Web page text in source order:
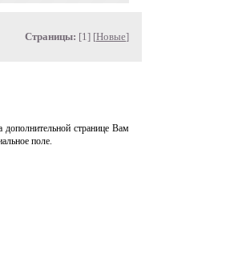
Страницы: [1] [Новые]
странице Вам
поле.